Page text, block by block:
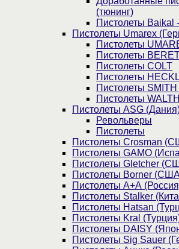
(тюнинг)
Пистолеты Baikal
Пистолеты Umarex
Пистолеты
Пистолеты
Пистолеты COLT
Пистолеты
Пистолеты
Пистолеты
Пистолеты ASG
Револьверы
Пистолеты
Пистолеты Crosman
Пистолеты GAMO
Пистолеты Gletcher
Пистолеты Borner
Пистолеты А+А
Пистолеты Stalker
Пистолеты Hatsan
Пистолеты Kral
Пистолеты DAISY
Пистолеты Sig Sauer